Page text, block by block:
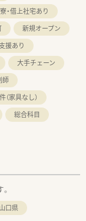
寮・借上社宅あり
新規オープン
援あり
大手チェーン
師
（家具なし）
総合科目
山口県